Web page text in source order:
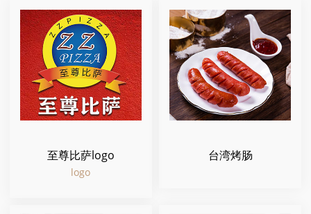
至尊比萨logo
logo
台湾烤肠